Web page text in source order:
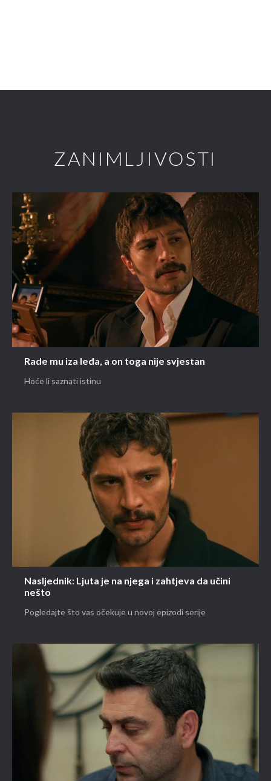
ZANIMLJIVOSTI
Rade mu iza leđa, a on toga nije svjestan
Hoće li saznati istinu
Nasljednik: Ljuta je na njega i zahtjeva da učini
nešto
Pogledajte što vas očekuje u novoj epizodi serije